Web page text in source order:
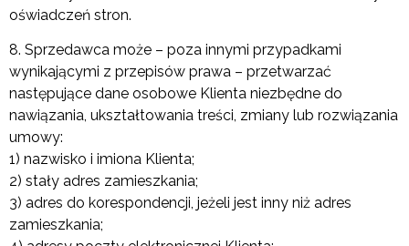
oświadczeń stron.
8. Sprzedawca może – poza innymi przypadkami
wynikającymi z przepisów prawa – przetwarzać
następujące dane osobowe Klienta niezbędne do
nawiązania, ukształtowania treści, zmiany lub rozwiązania
umowy:
1) nazwisko i imiona Klienta;
2) stały adres zamieszkania;
3) adres do korespondencji, jeżeli jest inny niż adres
zamieszkania;